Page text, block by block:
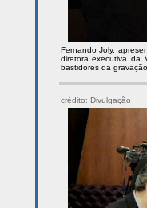
Fernando Joly,
diretora executiva da
bastidores da
crédito: Divulgação